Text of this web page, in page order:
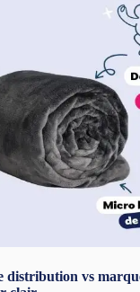
distribution vs